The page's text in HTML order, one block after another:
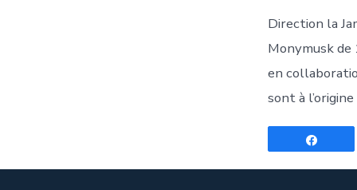
Direction la
Monymusk
en
sont à